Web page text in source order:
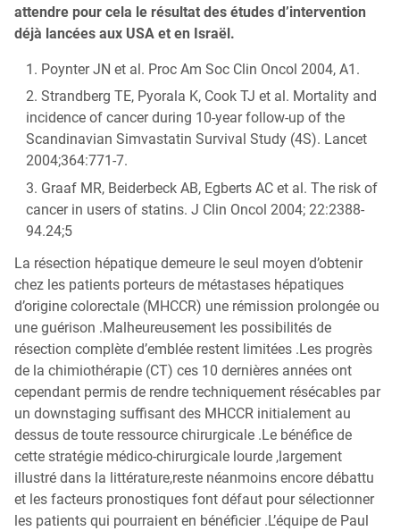
attendre pour cela le résultat des études d’intervention
déjà lancées aux USA et en Israël.
Poynter JN et al. Proc Am Soc Clin Oncol 2004, A1.
Strandberg TE, Pyorala K, Cook TJ et al. Mortality and
incidence of cancer during 10-year follow-up of the
Scandinavian Simvastatin Survival Study (4S). Lancet
2004;364:771-7.
Graaf MR, Beiderbeck AB, Egberts AC et al. The risk of
cancer in users of statins. J Clin Oncol 2004; 22:2388-
94.24;5
La résection hépatique demeure le seul moyen d’obtenir
chez les patients porteurs de métastases hépatiques
d’origine colorectale (MHCCR) une rémission prolongée ou
une guérison .Malheureusement les possibilités de
résection complète d’emblée restent limitées .Les progrès
de la chimiothérapie (CT) ces 10 dernières années ont
cependant permis de rendre techniquement résécables par
un downstaging suffisant des MHCCR initialement au
dessus de toute ressource chirurgicale .Le bénéfice de
cette stratégie médico-chirurgicale lourde ,largement
illustré dans la littérature,reste néanmoins encore débattu
et les facteurs pronostiques font défaut pour sélectionner
les patients qui pourraient en bénéficier .L’équipe de Paul